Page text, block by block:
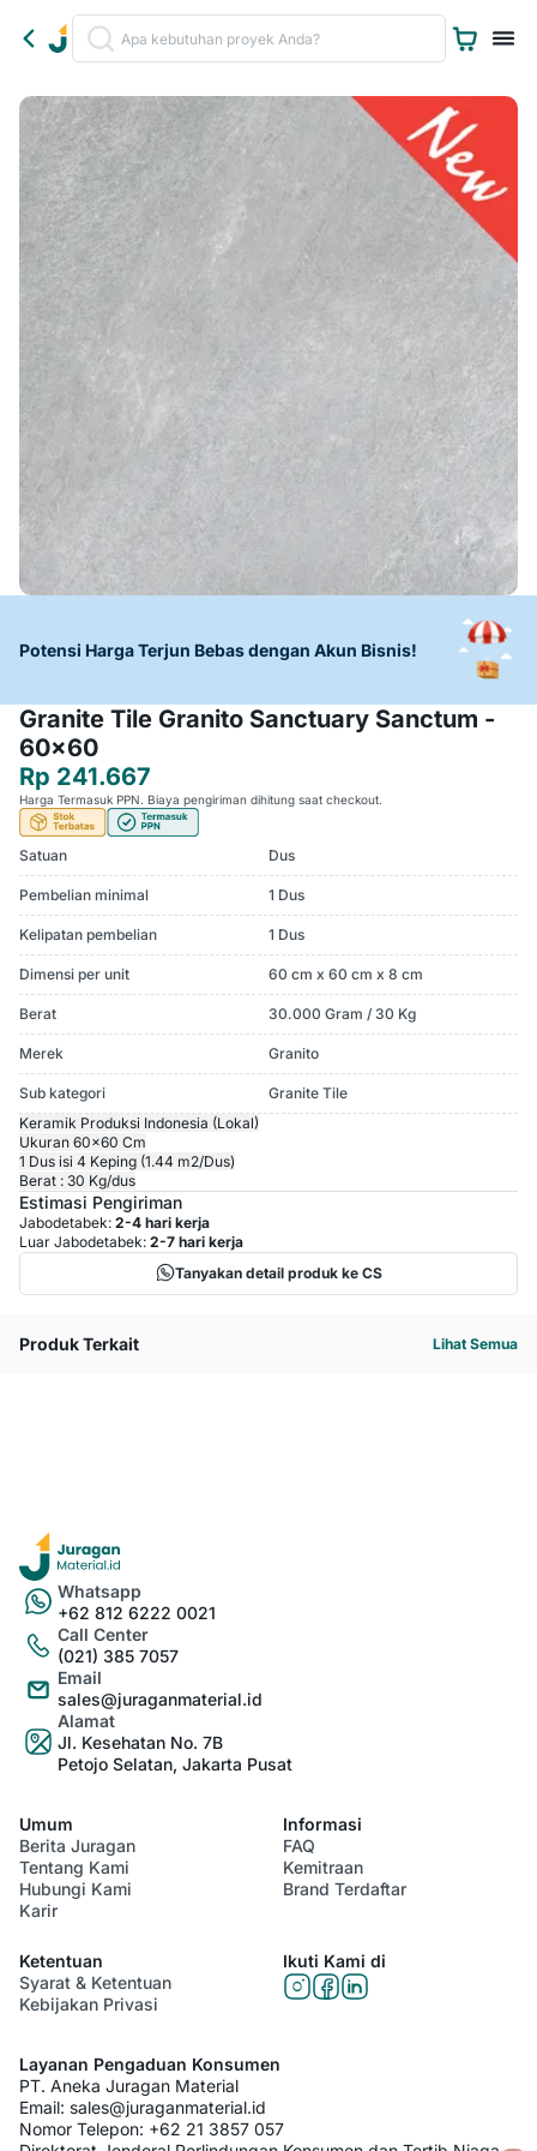
Potensi Harga Terjun Bebas dengan Akun Bisnis!
Granite Tile Granito Sanctuary Sanctum -
60x60
Rp 241.667
Harga Termasuk PPN. Biaya pengiriman dihitung saat checkout.
Satuan Dus
Pembelian minimal 1 Dus
Kelipatan pembelian 1 Dus
Dimensi per unit 60 cm x 60 cm x 8 cm
Berat 30.000 Gram / 30 Kg
Merek Granito
Sub kategori
Granite Tile
Keramik Produksi Indonesia (Lokal)
Ukuran 60x60 Cm
1 Dus isi 4 Keping (1.44 m2/Dus)
Berat : 30 Kg/dus
Estimasi Pengiriman
Jabodetabek: 2-4 hari kerja
Luar Jabodetabek: 2-7 hari kerja
Tanyakan detail produk ke CS
Produk Terkait Lihat Semua
Whatsapp
+62 812 6222 0021
Call Center
(021) 385 7057
Email
sales@juraganmaterial.id
Alamat
Jl. Kesehatan No. 7B
Petojo Selatan, Jakarta Pusat
Umum
Berita Juragan
Tentang Kami
Hubungi Kami
Karir
Informasi
FAQ
Kemitraan
Brand Terdaftar
Ketentuan
Syarat & Ketentuan
Kebijakan Privasi
Ikuti Kami di
Layanan Pengaduan Konsumen
PT. Aneka Juragan Material
Email: sales@juraganmaterial.id
Nomor Telepon: +62 21 3857 057